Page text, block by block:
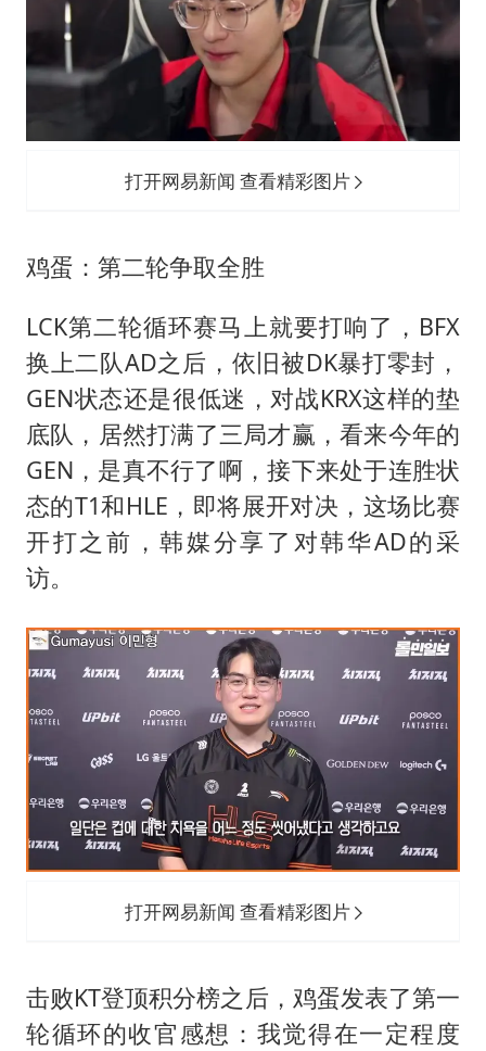
打开网易新闻 查看精彩图片
鸡蛋：第二轮争取全胜
LCK第二轮循环赛马上就要打响了，BFX
换上二队AD之后，依旧被DK暴打零封，
GEN状态还是很低迷，对战KRX这样的垫
底队，居然打满了三局才赢，看来今年的
GEN，是真不行了啊，接下来处于连胜状
态的T1和HLE，即将展开对决，这场比赛
开打之前，韩媒分享了对韩华AD的采
访。
打开网易新闻 查看精彩图片
击败KT登顶积分榜之后，鸡蛋发表了第一
轮循环的收官感想：我觉得在一定程度